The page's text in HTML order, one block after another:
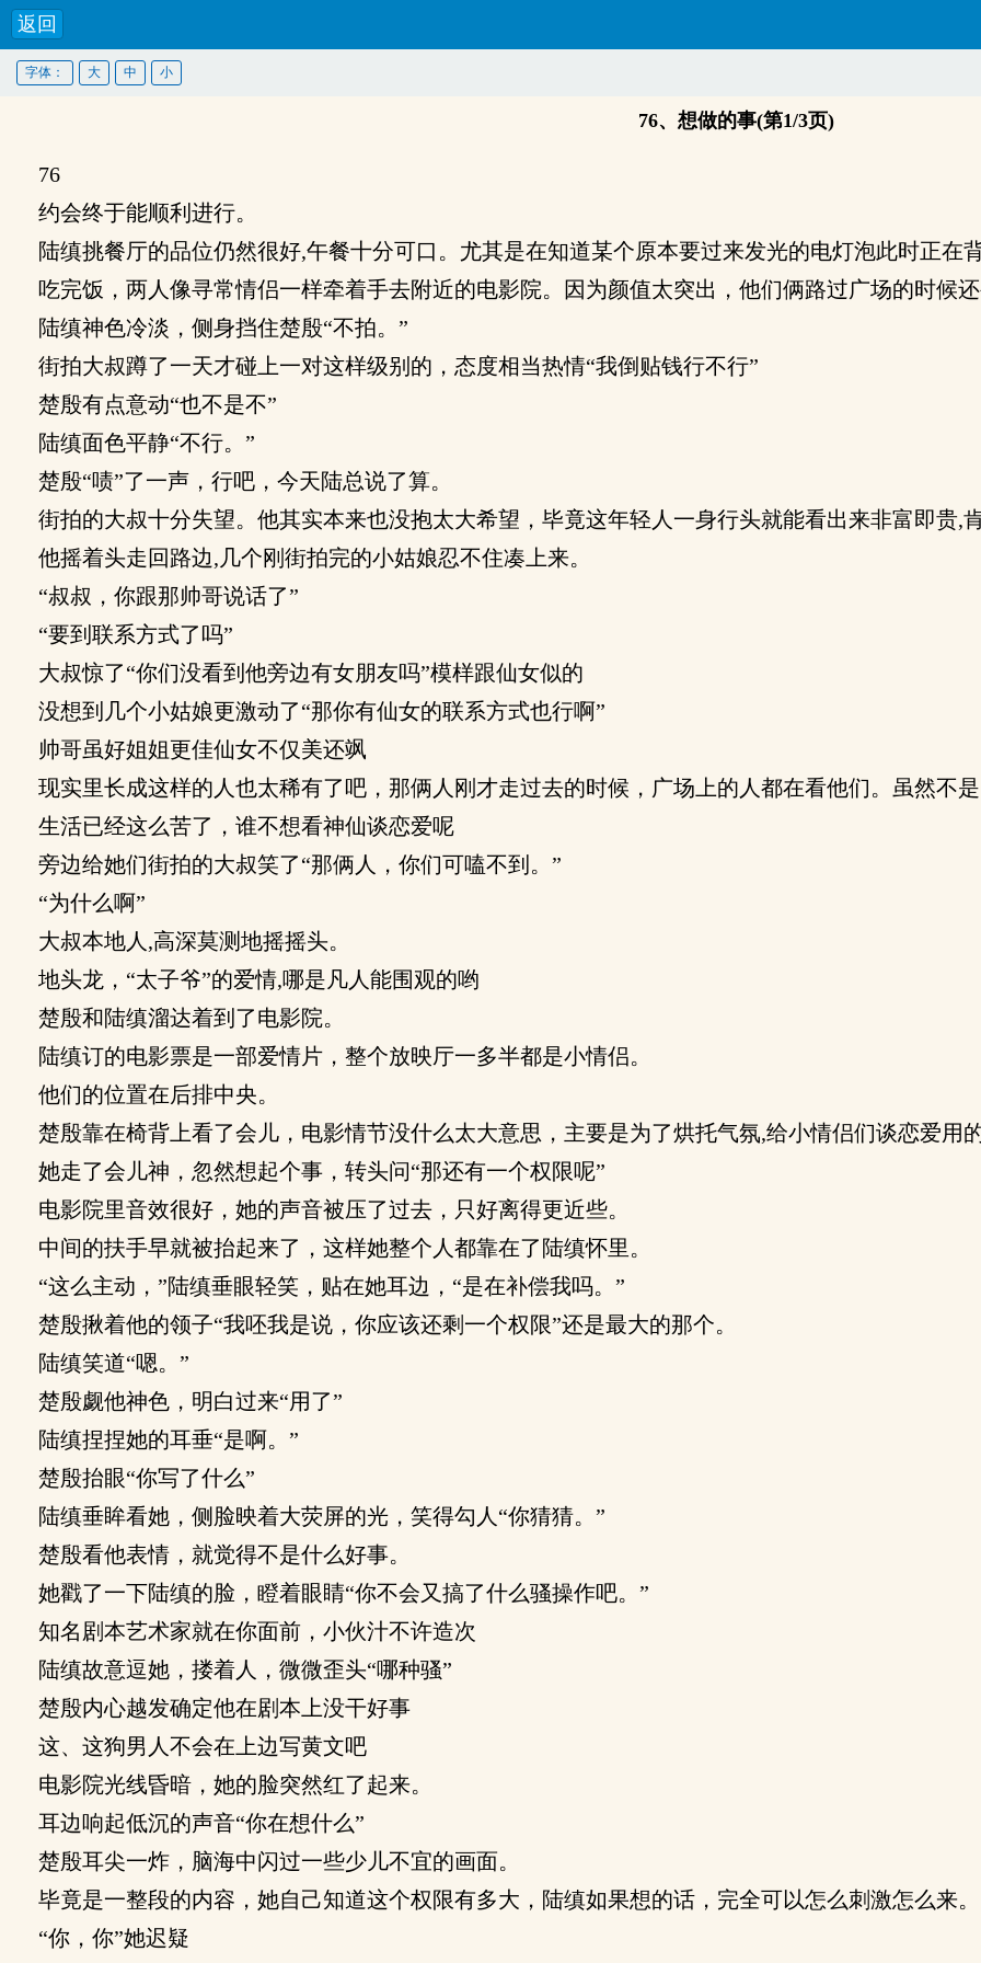
返回
字体： 大 中 小
76、想做的事(第1/3页)
76
约会终于能顺利进行。
陆缜挑餐厅的品位仍然很好,午餐十分可口。尤其是在知道某个原本要过来发光的电灯泡此时正在
吃完饭，两人像寻常情侣一样牵着手去附近的电影院。因为颜值太突出，他们俩路过广场的时候
陆缜神色冷淡，侧身挡住楚殷“不拍。”
街拍大叔蹲了一天才碰上一对这样级别的，态度相当热情“我倒贴钱行不行”
楚殷有点意动“也不是不”
陆缜面色平静“不行。”
楚殷“啧”了一声，行吧，今天陆总说了算。
街拍的大叔十分失望。他其实本来也没抱太大希望，毕竟这年轻人一身行头就能看出来非富即贵,
他摇着头走回路边,几个刚街拍完的小姑娘忍不住凑上来。
“叔叔，你跟那帅哥说话了”
“要到联系方式了吗”
大叔惊了“你们没看到他旁边有女朋友吗”模样跟仙女似的
没想到几个小姑娘更激动了“那你有仙女的联系方式也行啊”
帅哥虽好姐姐更佳仙女不仅美还飒
现实里长成这样的人也太稀有了吧，那俩人刚才走过去的时候，广场上的人都在看他们。虽然不
生活已经这么苦了，谁不想看神仙谈恋爱呢
旁边给她们街拍的大叔笑了“那俩人，你们可嗑不到。”
“为什么啊”
大叔本地人,高深莫测地摇摇头。
地头龙，“太子爷”的爱情,哪是凡人能围观的哟
楚殷和陆缜溜达着到了电影院。
陆缜订的电影票是一部爱情片，整个放映厅一多半都是小情侣。
他们的位置在后排中央。
楚殷靠在椅背上看了会儿，电影情节没什么太大意思，主要是为了烘托气氛,给小情侣们谈恋爱用
她走了会儿神，忽然想起个事，转头问“那还有一个权限呢”
电影院里音效很好，她的声音被压了过去，只好离得更近些。
中间的扶手早就被抬起来了，这样她整个人都靠在了陆缜怀里。
“这么主动，”陆缜垂眼轻笑，贴在她耳边，“是在补偿我吗。”
楚殷揪着他的领子“我呸我是说，你应该还剩一个权限”还是最大的那个。
陆缜笑道“嗯。”
楚殷觑他神色，明白过来“用了”
陆缜捏捏她的耳垂“是啊。”
楚殷抬眼“你写了什么”
陆缜垂眸看她，侧脸映着大荧屏的光，笑得勾人“你猜猜。”
楚殷看他表情，就觉得不是什么好事。
她戳了一下陆缜的脸，瞪着眼睛“你不会又搞了什么骚操作吧。”
知名剧本艺术家就在你面前，小伙汁不许造次
陆缜故意逗她，搂着人，微微歪头“哪种骚”
楚殷内心越发确定他在剧本上没干好事
这、这狗男人不会在上边写黄文吧
电影院光线昏暗，她的脸突然红了起来。
耳边响起低沉的声音“你在想什么”
楚殷耳尖一炸，脑海中闪过一些少儿不宜的画面。
毕竟是一整段的内容，她自己知道这个权限有多大，陆缜如果想的话，完全可以怎么刺激怎么来。
“你，你”她迟疑